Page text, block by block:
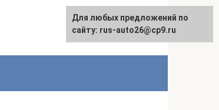
Для любых предложений по
сайту: rus-auto26@cp9.ru